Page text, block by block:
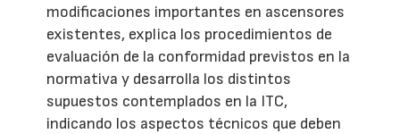
modificaciones importantes en ascensores
existentes, explica los procedimientos de
evaluación de la conformidad previstos en la
normativa y desarrolla los distintos
supuestos contemplados en la ITC,
indicando los aspectos técnicos que deben